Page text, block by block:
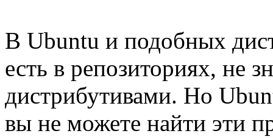
В Ubuntu и подобных
есть в репозиториях, не
дистрибутивами. Но
вы не можете найти эти